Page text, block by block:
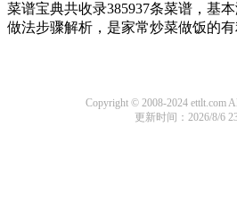
菜谱宝典共收录385937条菜谱，基
做法步骤解析，是家常炒菜做饭的有
Copyright © 2008-2024 ettlt.com
更新时间：2026/8/6